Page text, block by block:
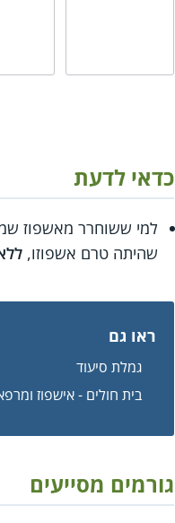
כדאי לדעת
למי ששוחרר מאשפוז שמעל 30 ימים בבית החולים (וכן למי ששוחרר מאשפוז
שהיתה טרם אשפוזו,
ראו גם
גמלת סיעוד
בית חולים - אישפוז
גורמים מסייעים